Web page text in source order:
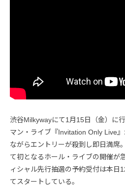
渋谷Milkywayにて1月15日（金）に
マン・ライブ『Invitation Only Live
ながらエントリーが殺到し即日満席
て初となるホール・ライブの開催が
ィシャル先行抽選の予約受付は本日
てスタートしている。